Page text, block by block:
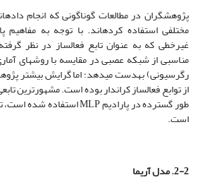
پژوهشگران در مطالعات گوناگونی که انجام
مختلفی استفاده کرده­اند. با توجه به مفاهیم
غیرخطی که به عنوان تابع فعال­ساز در نظر
مناسبی از شبکه عصبی در مقایسه با روش­های
رگرسیونی) به­دست می­دهد؛ اما گرایش بیشتر
از توابع فعال­ساز کراندار بوده است. مشهورترین
طور گسترده در پارادیم MLP استفاده شده است، تابع سیگموئید
است.
2-2. مدل آریما